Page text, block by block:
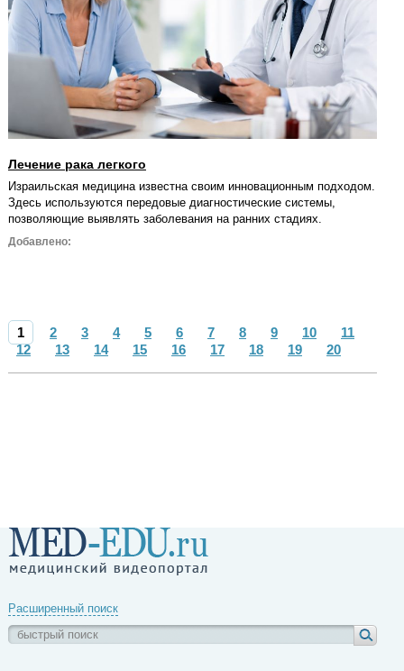
Лечение рака легкого
Израильская медицина известна своим инновационным подходом.
Здесь используются передовые диагностические системы,
позволяющие выявлять заболевания на ранних стадиях.
Добавлено:
1 2 3 4 5 6 7 8 9 10
11
12
13 14 15 16 17 18 19 20
Расширенный поиск